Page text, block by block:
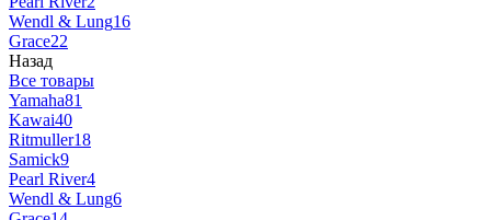
Wendl & Lung16
Grace22
Назад
Все товары
Yamaha81
Kawai40
Ritmuller18
Samick9
Pearl River4
Wendl & Lung6